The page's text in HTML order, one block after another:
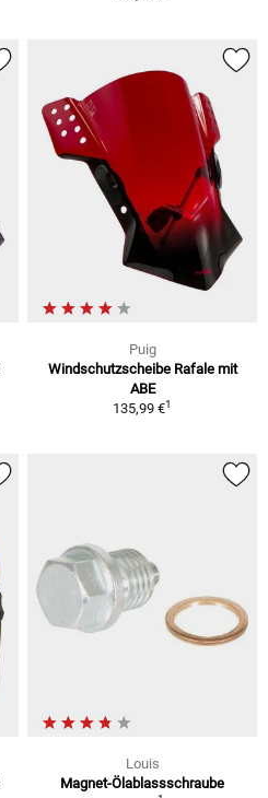
Puig
Windschutzscheibe Rafale mit
ABE
135,99 €1
Louis
Magnet-Ölablassschraube